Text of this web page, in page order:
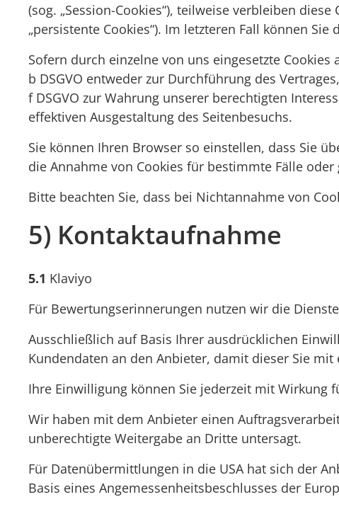
(sog. „Session-Cookies“), teilweise verbleiben
„persistente Cookies“). Im letzteren Fall können
Sofern durch einzelne von uns eingesetzte
b DSGVO entweder zur Durchführung des
f DSGVO zur Wahrung unserer berechtigten
effektiven Ausgestaltung des Seitenbesuchs.
Sie können Ihren Browser so einstellen, dass Sie
die Annahme von Cookies für bestimmte Fälle
Bitte beachten Sie, dass bei Nichtannahme von
5) Kontaktaufnahme
5.1 Klaviyo
Für Bewertungserinnerungen nutzen wir die
Ausschließlich auf Basis Ihrer ausdrücklichen
Kundendaten an den Anbieter, damit dieser Sie
Ihre Einwilligung können Sie jederzeit mit Wirkung
Wir haben mit dem Anbieter einen
unberechtigte Weitergabe an Dritte untersagt.
Für Datenübermittlungen in die USA hat sich der
Basis eines Angemessenheitsbeschlusses der